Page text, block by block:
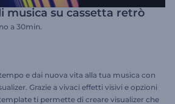
musica su cassetta retrò
a 30min.
e dai nuova vita alla tua musica con
Grazie a vivaci effetti visivi e opzioni
ti permette di creare visualizer che